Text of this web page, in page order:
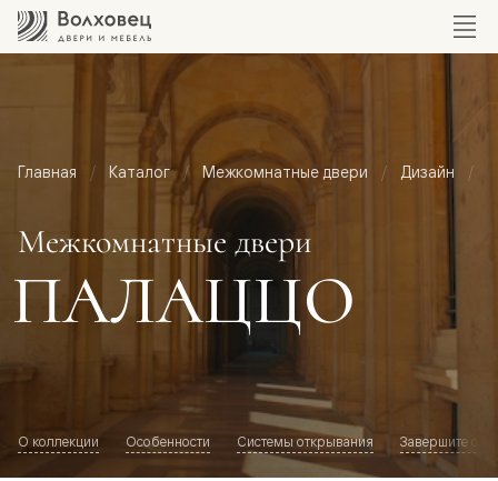
Главная Каталог Межкомнатные двери Дизайн
Межкомнатные двери
ПАЛАЦЦО
О коллекции Особенности Системы открывания Завершите